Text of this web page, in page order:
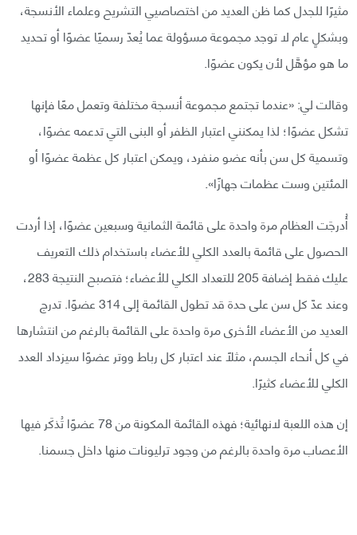
مثيرًا للجدل كما ظن العديد من اختصاصيي التشريح وعلماء الأنسجة،
وبشكلٍ عام لا توجد مجموعة مسؤولة عما يُعدّ رسميًا عضوًا أو تحديد
ما هو مؤهَّل لأن يكون عضوًا.
وقالت لي: «عندما تجتمع مجموعة أنسجة مختلفة وتعمل معًا فإنها
تشكل عضوًا؛ لذا يمكنني اعتبار الظفر أو البنى التي تدعمه عضوًا،
وتسمية كل سن بأنه عضو منفرد، ويمكن اعتبار كل عظمة عضوًا أو
المئتين وست عظمات جهازًا».
أُدرجَت العظام مرة واحدة على قائمة الثمانية وسبعين عضوًا، إذا أردت
الحصول على قائمة بالعدد الكلي للأعضاء باستخدام ذلك التعريف
عليك فقط إضافة 205 للتعداد الكلي للأعضاء؛ فتصبح النتيجة 283،
وعند عدّ كل سن على حدة قد تطول القائمة إلى 314 عضوًا. تدرج
العديد من الأعضاء الأخرى مرة واحدة على القائمة بالرغم من انتشارها
في كل أنحاء الجسم، مثلًا عند اعتبار كل رباط ووتر عضوًا سيزداد العدد
الكلي للأعضاء كثيرًا.
إن هذه اللعبة لانهائية؛ فهذه القائمة المكونة من 78 عضوًا تُذكَر فيها
الأعصاب مرة واحدة بالرغم من وجود ترليونات منها داخل جسمنا.